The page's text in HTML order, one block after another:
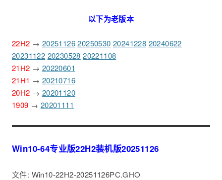
以下为老版本
22H2 → 20251126 20250530 20241228 20240622
20231122 20230528 20221108
21H2 → 20220601
21H1 → 20210716
20H2 → 20201120
1909 → 20201111
Win10-64专业版22H2装机版20251126
文件: Win10-22H2-20251126PC.GHO